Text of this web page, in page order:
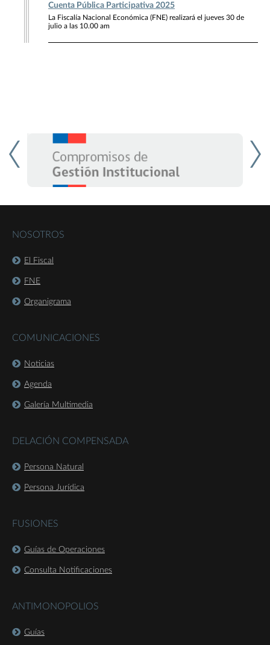
Cuenta Pública Participativa 2025
La Fiscalía Nacional Económica (FNE) realizará el jueves 30 de
julio a las 10.00 am
NOSOTROS
El Fiscal
FNE
Organigrama
COMUNICACIONES
Noticias
Agenda
Galería Multimedia
DELACIÓN COMPENSADA
Persona Natural
Persona Jurídica
FUSIONES
Guías de Operaciones
Consulta Notificaciones
ANTIMONOPOLIOS
Guías